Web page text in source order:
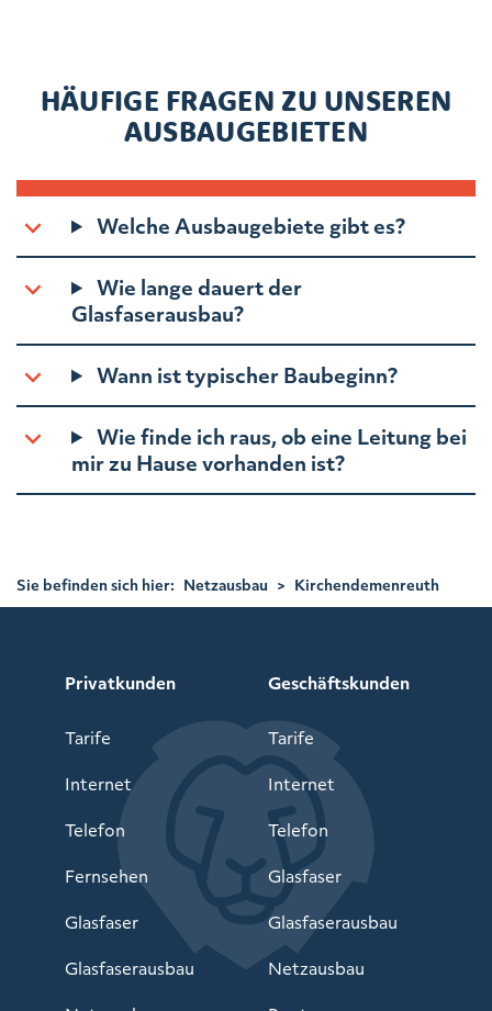
HÄUFIGE FRAGEN ZU UNSEREN
AUSBAUGEBIETEN
Welche Ausbaugebiete gibt es?
Wie lange dauert der
Glasfaserausbau?
Wann ist typischer Baubeginn?
Wie finde ich raus, ob eine Leitung bei
mir zu Hause vorhanden ist?
Sie befinden sich hier: Netzausbau > Kirchendemenreuth
Privatkunden
Tarife
Internet
Telefon
Fernsehen
Glasfaser
Glasfaserausbau
Geschäftskunden
Tarife
Internet
Telefon
Glasfaser
Glasfaserausbau
Netzausbau